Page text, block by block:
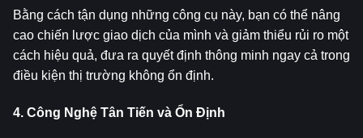
Bằng cách tận dụng những công cụ này, bạn có thể nâng
cao chiến lược giao dịch của mình và giảm thiểu rủi ro một
cách hiệu quả, đưa ra quyết định thông minh ngay cả trong
điều kiện thị trường không ổn định.
4. Công Nghệ Tân Tiến và Ổn Định